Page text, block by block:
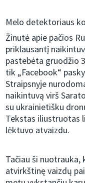
Melo detektoriaus
Žinutė apie pačios
priklausantį
pastebėta gruodžio
tik „Facebook“
Straipsnyje
naikintuvą virš
su ukrainietišku
Tekstas iliustruotas
lėktuvo atvaizdu.
Tačiau ši
atvirkštinę vaizdų